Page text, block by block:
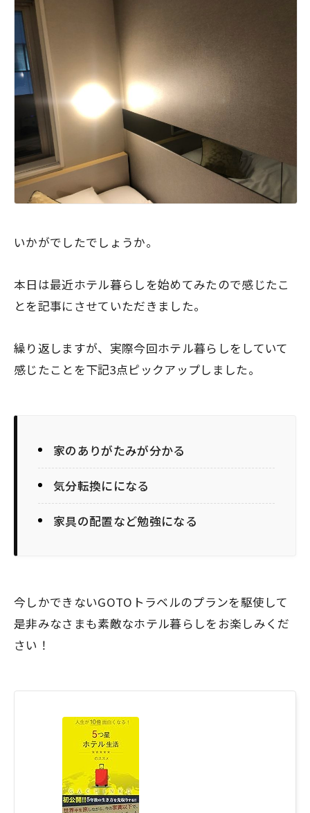
いかがでしたでしょうか。
本日は最近ホテル暮らしを始めてみたので感じたこ
とを記事にさせていただきました。
繰り返しますが、実際今回ホテル暮らしをしていて
感じたことを下記3点ピックアップしました。
家のありがたみが分かる
気分転換にになる
家具の配置など勉強になる
今しかできないGOTOトラベルのプランを駆使して
是非みなさまも素敵なホテル暮らしをお楽しみくだ
さい！